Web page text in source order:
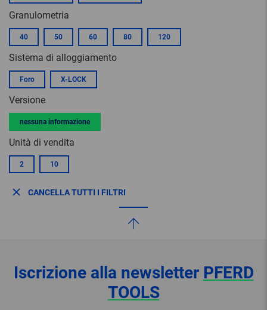
Granulometria
40 50 60 80 120
Sistema di alloggiamento
Foro X-LOCK
Versione
nessuna informazione
Unità di vendita
2 10
CANCELLA TUTTI I FILTRI
Iscrizione alla newsletter PFERD
TOOLS